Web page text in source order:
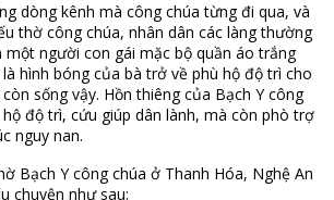
dòng kênh mà công chúa từng đi qua, và
thờ công chúa, nhân dân các làng thường
một người con gái mặc bộ quần áo trắng
hình bóng của bà trở về phù hộ độ trì cho
sống vậy. Hồn thiêng của Bạch Y công
độ trì, cứu giúp dân lành, mà còn phò trợ
nguy nan.
Bạch Y công chúa ở Thanh Hóa, Nghệ An
chuyện như sau: